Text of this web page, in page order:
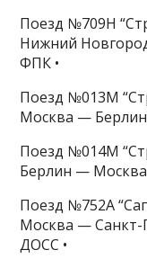
Поезд №709Н
Нижний
ФПК •
Поезд №013М
Москва —
Поезд №014М
Берлин —
Поезд №752А
Москва — Санкт-
ДОСС •